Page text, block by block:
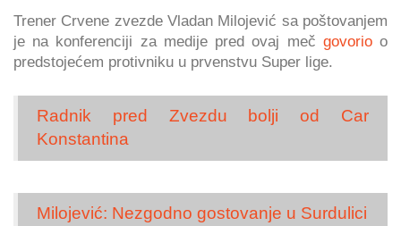
Trener Crvene zvezde Vladan Milojević sa poštovanjem
je na konferenciji za medije pred ovaj meč govorioo
predstojećem protivniku u prvenstvu Super lige.
Radnik pred Zvezdu bolji od Car
Konstantina
Milojević: Nezgodno gostovanje u Surdulici